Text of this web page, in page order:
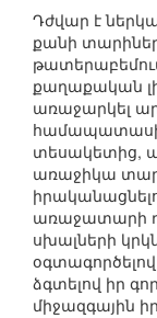
Դժվար է
քանի
քաղաքական
առաջարկել
տեսակետից,
առաջիկա
առաջատարի
սխալների
ձգտելով իր
միջազգային